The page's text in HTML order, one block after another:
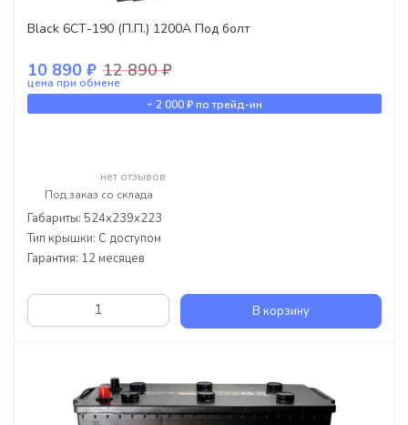
Black 6СТ-190 (П.П.) 1200А Под болт
10 890 ₽ 12 890 ₽
цена при обмене
- 2 000 ₽по трейд-ин
нет отзывов
Под заказ со склада
Габариты: 524x239x223
Тип крышки: С доступом
Гарантия: 12 месяцев
В корзину